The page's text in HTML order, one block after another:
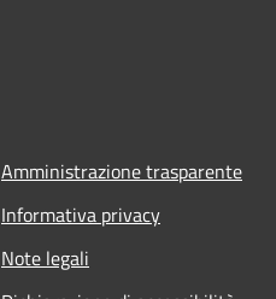
Amministrazione trasparente
Informativa privacy
Note legali